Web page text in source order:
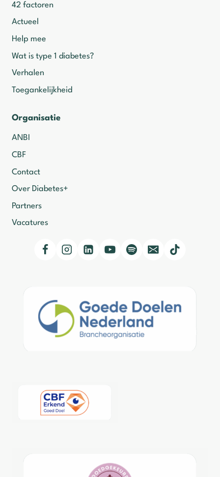
42 factoren
Actueel
Help mee
Wat is type 1 diabetes?
Verhalen
Toegankelijkheid
Organisatie
ANBI
CBF
Contact
Over Diabetes+
Partners
Vacatures